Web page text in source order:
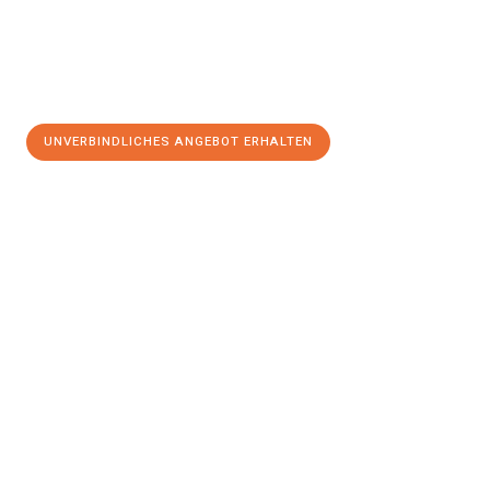
UNVERBINDLICHES ANGEBOT ERHALTEN